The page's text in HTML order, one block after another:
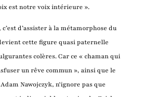
est notre voix intérieure ».
d’assister à la métamorphose du
cette figure quasi paternelle
colères. Car ce « chaman qui
un rêve commun », ainsi que le
Nawojczyk, n'ignore pas que